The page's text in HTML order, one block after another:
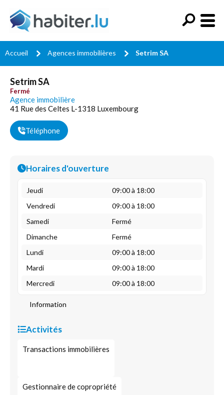
Accueil Agences immobilières Setrim SA
Setrim SA
Fermé
Agence immobilière
41 Rue des Celtes L-1318 Luxembourg
Téléphone
Horaires d'ouverture
Jeudi
09:00 à 18:00
Vendredi
09:00 à 18:00
Samedi
Fermé
Dimanche
Fermé
Lundi
09:00 à 18:00
Mardi
09:00 à 18:00
Mercredi
09:00 à 18:00
Information
Activités
Transactions immobilières
Gestionnaire de copropriété